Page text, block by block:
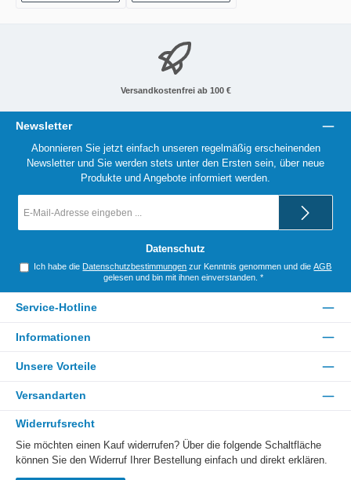
Versandkostenfrei ab 100 €
Newsletter
Abonnieren Sie jetzt einfach unseren regelmäßig erscheinenden
Newsletter und Sie werden stets unter den Ersten sein, über neue
Produkte und Angebote informiert werden.
Mail-
Datenschutz
Ich habe die Datenschutzbestimmungen zur Kenntnis genommen und dieAGB
gelesen und bin mit ihnen einverstanden. *
Service-Hotline
Informationen
Unsere Vorteile
Versandarten
Widerrufsrecht
Sie möchten einen Kauf widerrufen? Über die folgende Schaltfläche
können Sie den Widerruf Ihrer Bestellung einfach und direkt erklären.